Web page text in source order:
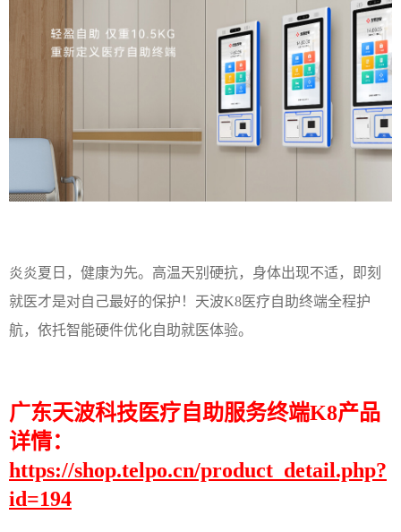
炎炎夏日，健康为先。高温天别硬抗，身体出现不适，即刻
就医才是对自己最好的保护！天波K8医疗自助终端全程护
航，依托智能硬件优化自助就医体验。
广东天波科技医疗自助服务终端K8产品
详情：
https://shop.telpo.cn/product_detail.php?
id=194